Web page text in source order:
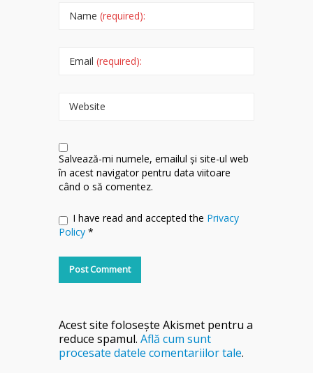
Name (required):
Email (required):
Website
Salvează-mi numele, emailul și site-ul web
în acest navigator pentru data viitoare
când o să comentez.
I have read and accepted the Privacy
Policy *
Acest site folosește Akismet pentru a
reduce spamul. Află cum sunt
procesate datele comentariilor tale.